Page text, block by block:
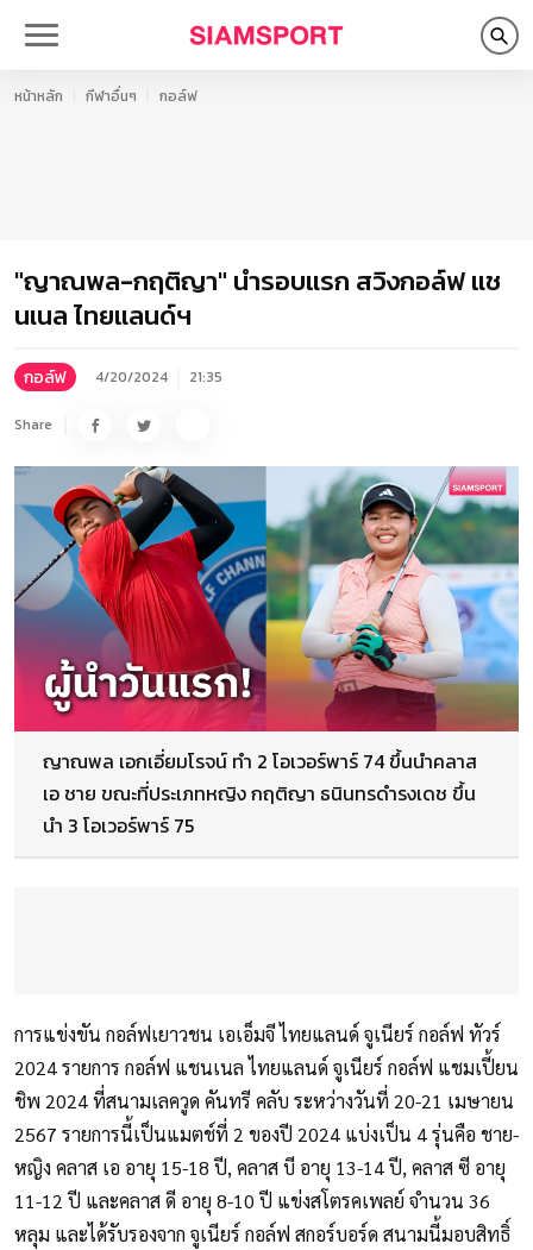
หน้าหลัก กีฬาอื่นๆ กอล์ฟ
"ญาณพล-กฤติญา" นำรอบแรก สวิงกอล์ฟ แช
นเนล ไทยแลนด์ฯ
กอล์ฟ 4/20/2024 21:35
Share
ญาณพล เอกเอี่ยมโรจน์ ทำ 2 โอเวอร์พาร์ 74 ขึ้นนำคลาส
เอ ชาย ขณะที่ประเภทหญิง กฤติญา ธนินทรดำรงเดช ขึ้น
นำ 3 โอเวอร์พาร์ 75
การแข่งขัน กอล์ฟเยาวชน เอเอ็มจี ไทยแลนด์ จูเนียร์ กอล์ฟ ทัวร์
2024 รายการ กอล์ฟ แชนเนล ไทยแลนด์ จูเนียร์ กอล์ฟ แชมเปี้ยน
ชิพ 2024 ที่สนามเลควูด คันทรี คลับ ระหว่างวันที่ 20-21 เมษายน
2567 รายการนี้เป็นแมตช์ที่ 2 ของปี 2024 แบ่งเป็น 4 รุ่นคือ ชาย-
หญิง คลาส เอ อายุ 15-18 ปี, คลาส บี อายุ 13-14 ปี, คลาส ซี อายุ
11-12 ปี และคลาส ดี อายุ 8-10 ปี แข่งสโตรคเพลย์ จำนวน 36
หลุม และได้รับรองจาก จูเนียร์ กอล์ฟ สกอร์บอร์ด สนามนี้มอบสิทธิ์